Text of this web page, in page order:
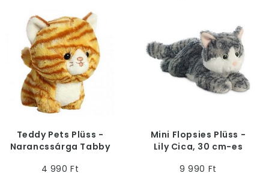
Teddy Pets Plüss -
Narancssárga Tabby
4 990 Ft
Mini Flopsies Plüss -
Lily Cica, 30 cm-es
9 990 Ft